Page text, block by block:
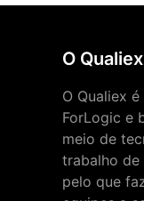
O Qualiex
O Qualiex
ForLogic e
meio de
trabalho de
pelo que